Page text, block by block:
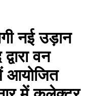
नई उड़ान
वन
आयोजित